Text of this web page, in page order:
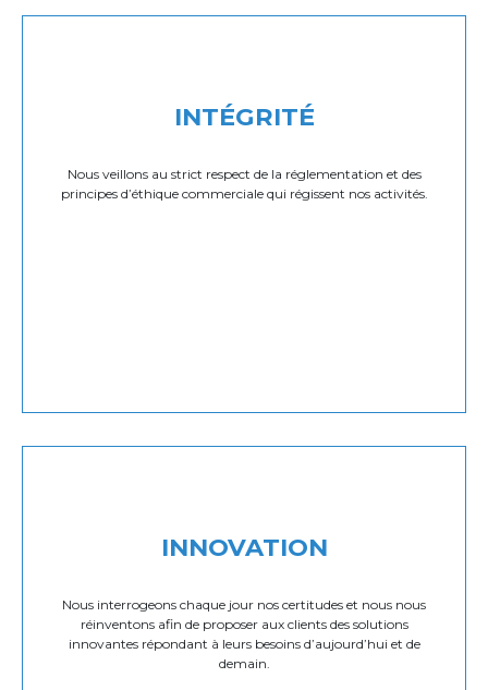
INTÉGRITÉ
Nous veillons au strict respect de la réglementation et des
principes d’éthique commerciale qui régissent nos activités.
INNOVATION
Nous interrogeons chaque jour nos certitudes et nous nous
réinventons afin de proposer aux clients des solutions
innovantes répondant à leurs besoins d’aujourd’hui et de
demain.